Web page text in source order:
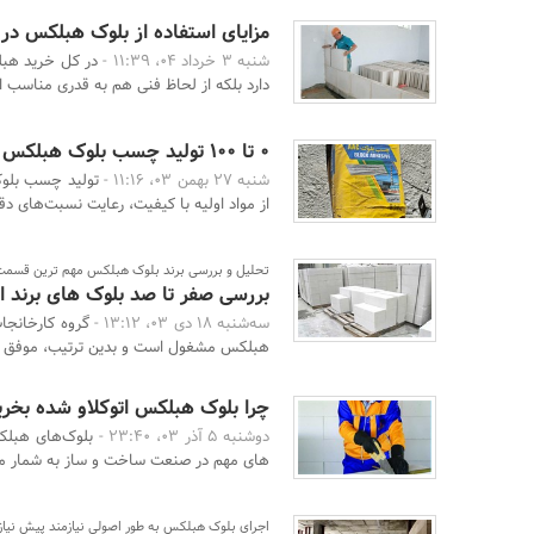
مزایای استفاده از بلوک هبلکس
شنبه 3 خرداد 04، 11:39 -
در کل خرید
دارد بلکه از لحاظ فنی هم به قدری
0 تا 100 تولید چسب بلوک هبلکس + نحوه استفاده
شنبه 27 بهمن 03، 11:16 -
تولید چسب
از مواد اولیه با کیفیت، رعایت نسبت‌های
تحلیل و بررسی برند بلوک هبلکس مهم ترین
بررسی صفر تا صد بلوک های برند
سه‌شنبه 18 دی 03، 13:12 -
هبلکس مشغول است و بدین ترتیب،
چرا بلوک هبلکس اتوکلاو شده
دوشنبه 5 آذر 03، 23:40 -
‌های مهم در صنعت ساخت‌ و ساز به شمار
اجرای بلوک هبلکس به طور اصولی نیازمند پیش